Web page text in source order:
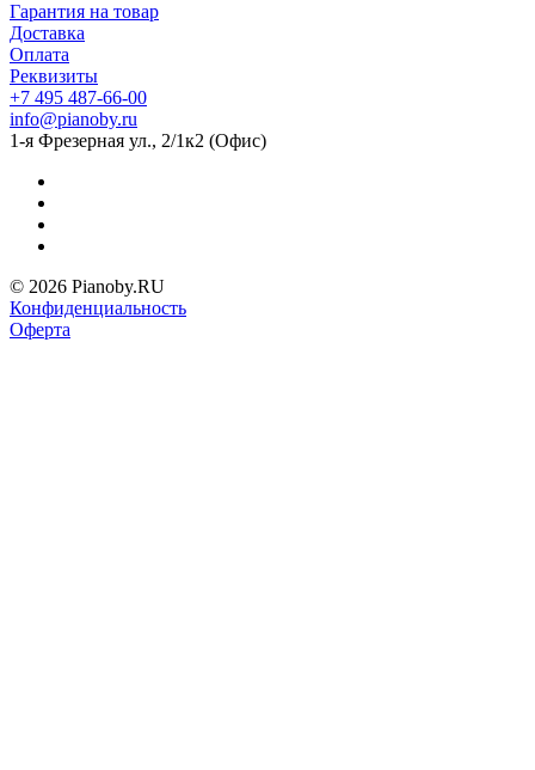
Гарантия на товар
Доставка
Оплата
Реквизиты
+7 495 487-66-00
info@pianoby.ru
1-я Фрезерная ул., 2/1к2 (Офис)
© 2026 Pianoby.RU
Конфиденциальность
Оферта